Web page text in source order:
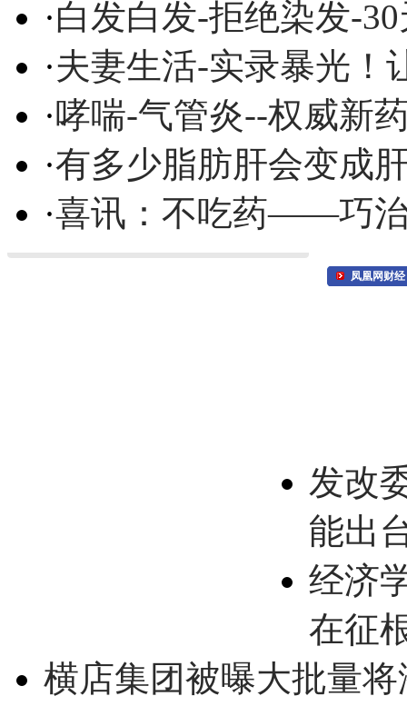
·白发白发-拒绝染发-
·夫妻生活-实录暴光！
·哮喘-气管炎--权威新
·有多少脂肪肝会变成
·喜讯：不吃药——巧
凤凰网财经
发改
能出
经济
在征
横店集团被曝大批量